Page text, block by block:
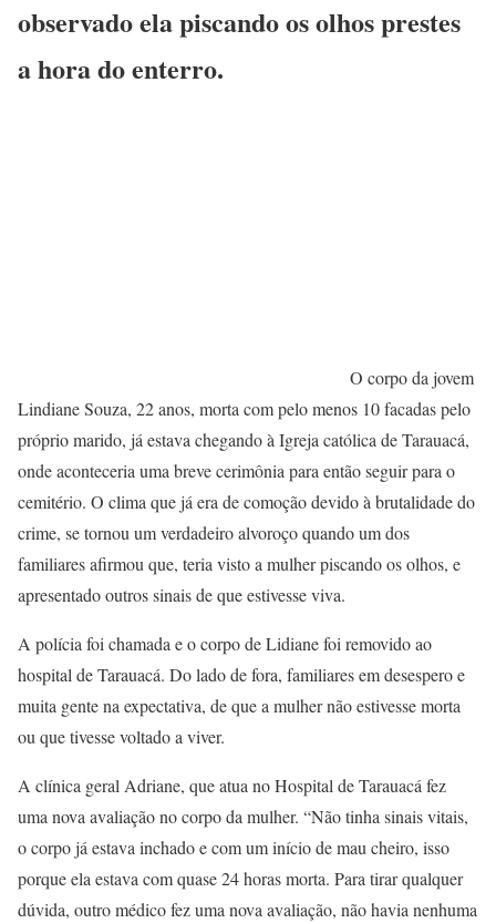
observado ela piscando os olhos prestes
a hora do enterro.
O corpo da jovem
Lindiane Souza, 22 anos, morta com pelo menos 10 facadas pelo
próprio marido, já estava chegando à Igreja católica de Tarauacá,
onde aconteceria uma breve cerimônia para então seguir para o
cemitério. O clima que já era de comoção devido à brutalidade do
crime, se tornou um verdadeiro alvoroço quando um dos
familiares afirmou que, teria visto a mulher piscando os olhos, e
apresentado outros sinais de que estivesse viva.
A polícia foi chamada e o corpo de Lidiane foi removido ao
hospital de Tarauacá. Do lado de fora, familiares em desespero e
muita gente na expectativa, de que a mulher não estivesse morta
ou que tivesse voltado a viver.
A clínica geral Adriane, que atua no Hospital de Tarauacá fez
uma nova avaliação no corpo da mulher. “Não tinha sinais vitais,
o corpo já estava inchado e com um início de mau cheiro, isso
porque ela estava com quase 24 horas morta. Para tirar qualquer
dúvida, outro médico fez uma nova avaliação, não havia nenhuma